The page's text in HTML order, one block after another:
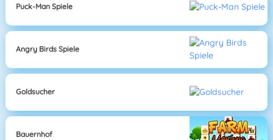
Puck-Man Spiele
Angry Birds Spiele
Goldsucher
Bauernhof